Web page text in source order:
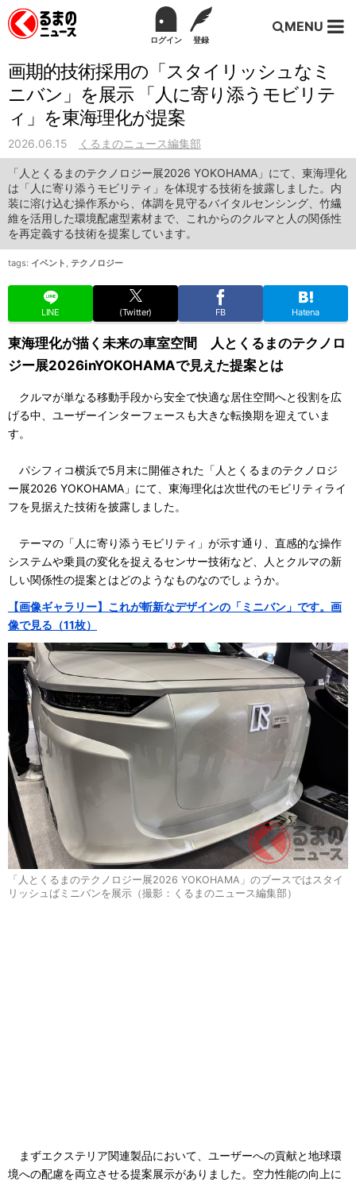
ログイン 登録
MENU
画期的技術採用の「スタイリッシュなミ
ニバン」を展示 「人に寄り添うモビリテ
ィ」を東海理化が提案
2026.06.15 くるまのニュース編集部
「人とくるまのテクノロジー展2026 YOKOHAMA」にて、東海理化
は「人に寄り添うモビリティ」を体現する技術を披露しました。内
装に溶け込む操作系から、体調を見守るバイタルセンシング、竹繊
維を活用した環境配慮型素材まで、これからのクルマと人の関係性
を再定義する技術を提案しています。
tags: イベント , テクノロジー
LINE (Twitter) FB Hatena
東海理化が描く未来の車室空間 人とくるまのテクノロ
ジー展2026inYOKOHAMAで見えた提案とは
クルマが単なる移動手段から安全で快適な居住空間へと役割を広
げる中、ユーザーインターフェースも大きな転換期を迎えていま
す。
パシフィコ横浜で5月末に開催された「人とくるまのテクノロジ
ー展2026 YOKOHAMA」にて、東海理化は次世代のモビリティライ
フを見据えた技術を披露しました。
テーマの「人に寄り添うモビリティ」が示す通り、直感的な操作
システムや乗員の変化を捉えるセンサー技術など、人とクルマの新
しい関係性の提案とはどのようなものなのでしょうか。
【画像ギャラリー】これが斬新なデザインの「ミニバン」です。画
像で見る（11枚）
「人とくるまのテクノロジー展2026 YOKOHAMA」のブースではスタイ
リッシュばミニバンを展示（撮影：くるまのニュース編集部）
まずエクステリア関連製品において、ユーザーへの貢献と地球環
境への配慮を両立させる提案展示がありました。空力性能の向上に